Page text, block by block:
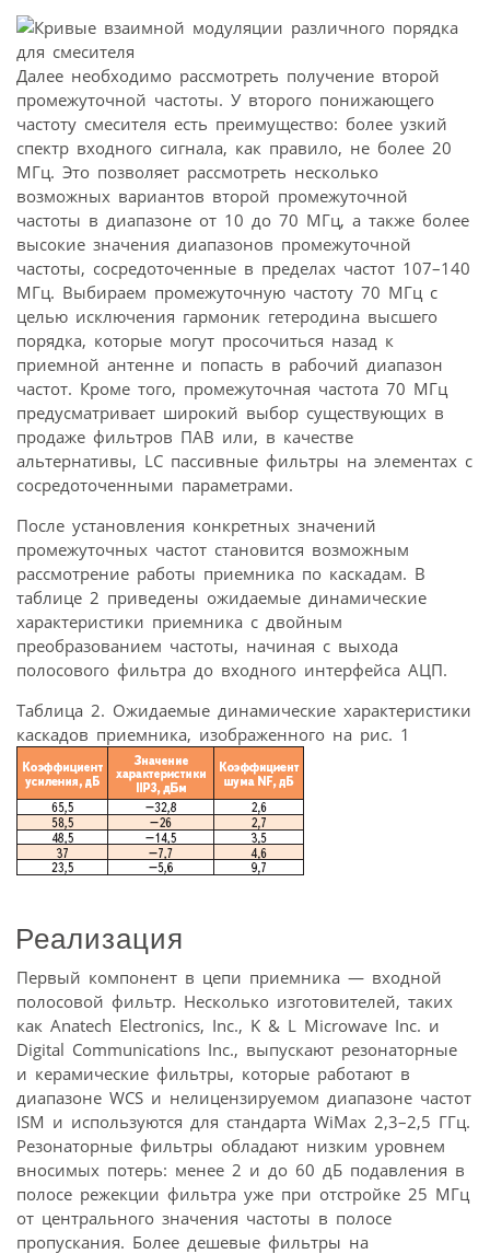
Далее необходимо рассмотреть получение второй
промежуточной частоты. У второго понижающего
частоту смесителя есть преимущество: более узкий
спектр входного сигнала, как правило, не более 20
МГц. Это позволяет рассмотреть несколько
возможных вариантов второй промежуточной
частоты в диапазоне от 10 до 70 МГц, а также более
высокие значения диапазонов промежуточной
частоты, сосредоточенные в пределах частот 107–140
МГц. Выбираем промежуточную частоту 70 МГц с
целью исключения гармоник гетеродина высшего
порядка, которые могут просочиться назад к
приемной антенне и попасть в рабочий диапазон
частот. Кроме того, промежуточная частота 70 МГц
предусматривает широкий выбор существующих в
продаже фильтров ПАВ или, в качестве
альтернативы, LC пассивные фильтры на элементах с
сосредоточенными параметрами.
После установления конкретных значений
промежуточных частот становится возможным
рассмотрение работы приемника по каскадам. В
таблице 2 приведены ожидаемые динамические
характеристики приемника с двойным
преобразованием частоты, начиная с выхода
полосового фильтра до входного интерфейса АЦП.
Таблица 2. Ожидаемые динамические характеристики
каскадов приемника, изображенного на рис. 1
Реализация
Первый компонент в цепи приемника — входной
полосовой фильтр. Несколько изготовителей, таких
как Anatech Electronics, Inc., K & L Microwave Inc. и
Digital Communications Inc., выпускают резонаторные
и керамические фильтры, которые работают в
диапазоне WCS и нелицензируемом диапазоне частот
ISM и используются для стандарта WiMax 2,3–2,5 ГГц.
Резонаторные фильтры обладают низким уровнем
вносимых потерь: менее 2 и до 60 дБ подавления в
полосе режекции фильтра уже при отстройке 25 МГц
от центрального значения частоты в полосе
пропускания. Более дешевые фильтры на